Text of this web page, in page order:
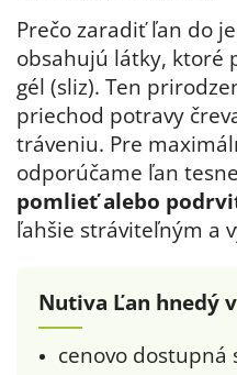
Prečo zaradiť ľan do
obsahujú látky, ktoré
gél (sliz). Ten
priechod potravy
tráveniu. Pre
odporúčame ľan
pomlieť alebo
ľahšie stráviteľným a
Nutiva Ľan hnedý
cenovo dostupná